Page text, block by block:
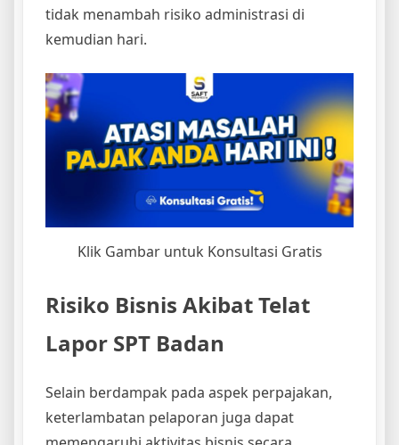
tidak menambah risiko administrasi di
kemudian hari.
Klik Gambar untuk Konsultasi Gratis
Risiko Bisnis Akibat Telat
Lapor SPT Badan
Selain berdampak pada aspek perpajakan,
keterlambatan pelaporan juga dapat